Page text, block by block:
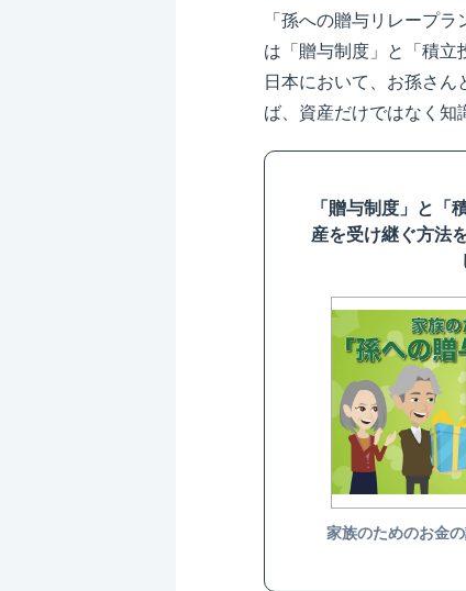
「孫への贈与リレープ
は「贈与制度」と「積立
日本において、お孫さ
ば、資産だけではなく知
「贈与制度」と「
産を受け継ぐ方法
家族のためのお金